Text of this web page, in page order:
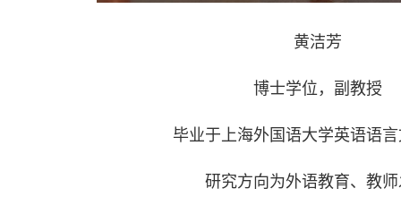
黄洁芳
博士学位，副教授
毕业于上海外国语大学英语语
研究方向为外语教育、教